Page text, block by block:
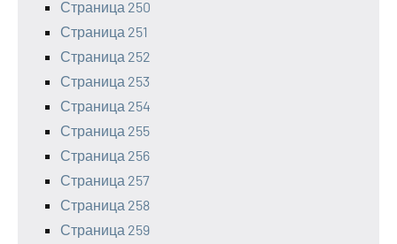
Страница 250
Страница 251
Страница 252
Страница 253
Страница 254
Страница 255
Страница 256
Страница 257
Страница 258
Страница 259